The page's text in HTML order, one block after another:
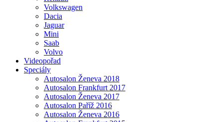
Volkswagen
Dacia
Jaguar
Mini
Saab
Volvo
Videopořad
Speciály
Autosalon Ženeva 2018
Autosalon Frankfurt 2017
Autosalon Ženeva 2017
Autosalon Paříž 2016
Autosalon Ženeva 2016